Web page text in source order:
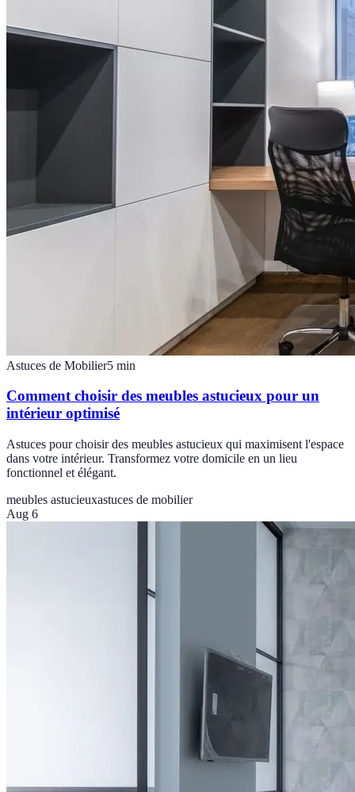
Astuces de Mobilier5 min
Comment choisir des meubles astucieux pour un
intérieur optimisé
Astuces pour choisir des meubles astucieux qui maximisent l'espace
dans votre intérieur. Transformez votre domicile en un lieu
fonctionnel et élégant.
meubles astucieuxastuces de mobilier
Aug 6